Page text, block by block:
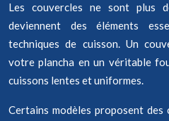
Les couvercles ne sont plus
deviennent des éléments
techniques de cuisson. Un
votre plancha en un véritable
cuissons lentes et uniformes.
Certains modèles proposent